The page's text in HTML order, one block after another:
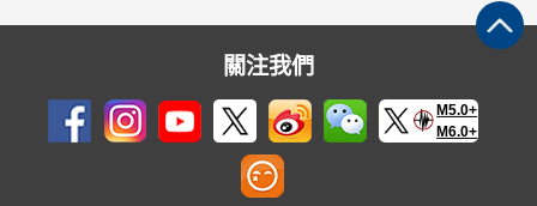
關注我們
M5.0+
M6.0+